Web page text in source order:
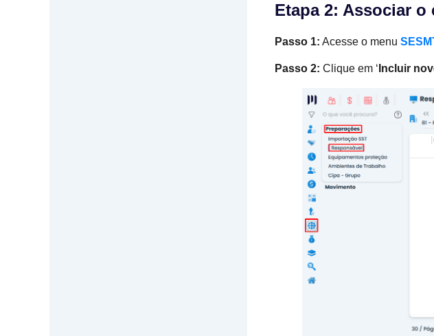
Etapa 2: Associar
Passo 1: Acesse o menu
Passo 2: Clique em ‘ Incluir